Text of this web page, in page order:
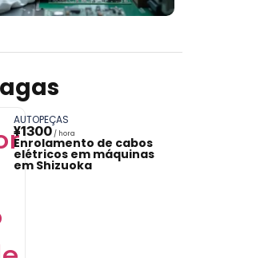
AUTOPEÇAS
¥1300
Enrolamento de cabos
elétricos em máquinas
em Shizuoka